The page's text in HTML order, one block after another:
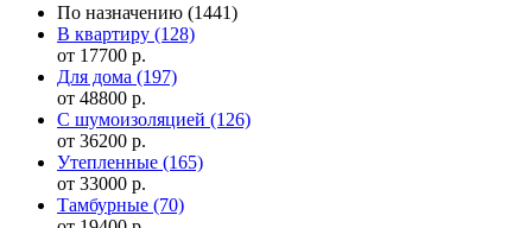
По назначению (1441)
В квартиру (128)
от 17700 р.
Для дома (197)
от 48800 р.
С шумоизоляцией (126)
от 36200 р.
Утепленные (165)
от 33000 р.
Тамбурные (70)